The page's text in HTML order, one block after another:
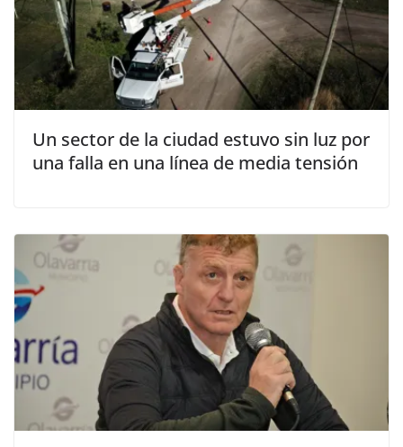
Un sector de la ciudad estuvo sin luz por
una falla en una línea de media tensión